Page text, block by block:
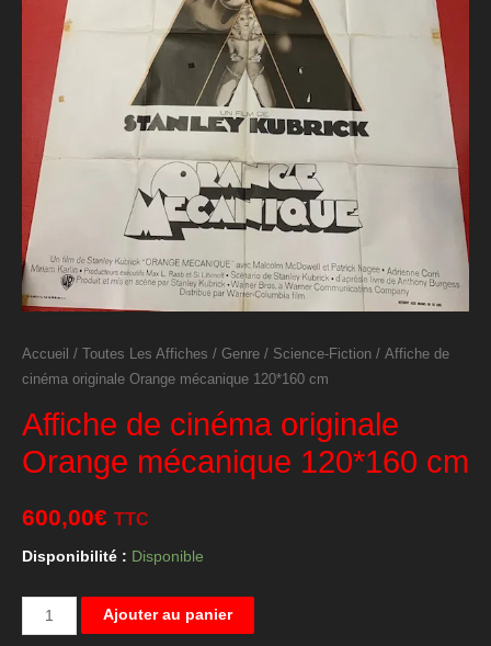
Accueil / Toutes Les Affiches / Genre / Science-Fiction / Affiche de
cinéma originale Orange mécanique 120*160 cm
Affiche de cinéma originale
Orange mécanique 120*160 cm
600,00€ TTC
Disponibilité : Disponible
quantité
de
Ajouter au panier